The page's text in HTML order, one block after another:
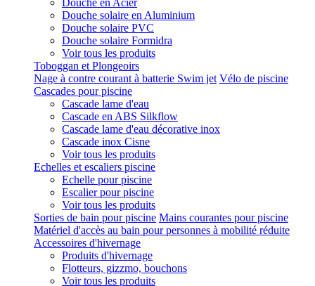
Douche en Acier
Douche solaire en Aluminium
Douche solaire PVC
Douche solaire Formidra
Voir tous les produits
Toboggan et Plongeoirs
Nage à contre courant à batterie Swim jet Vélo de piscine
Cascades pour piscine
Cascade lame d'eau
Cascade en ABS Silkflow
Cascade lame d'eau décorative inox
Cascade inox Cisne
Voir tous les produits
Echelles et escaliers piscine
Echelle pour piscine
Escalier pour piscine
Voir tous les produits
Sorties de bain pour piscine Mains courantes pour piscine
Matériel d'accès au bain pour personnes à mobilité réduite
Accessoires d'hivernage
Produits d'hivernage
Flotteurs, gizzmo, bouchons
Voir tous les produits